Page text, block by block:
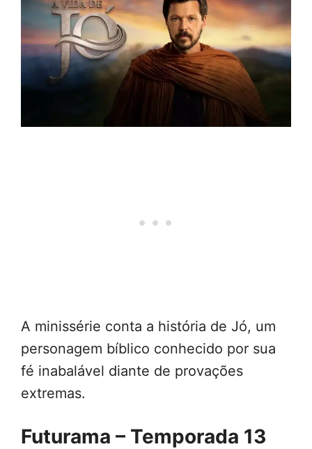
A minissérie conta a história de Jó, um
personagem bíblico conhecido por sua
fé inabalável diante de provações
extremas.
Futurama – Temporada 13